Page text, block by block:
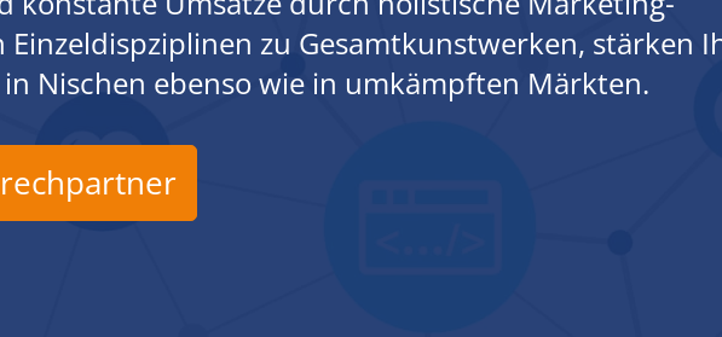
zu Gesamtkunstwerken, stärken
Nischen ebenso wie in umkämpften Märkten.